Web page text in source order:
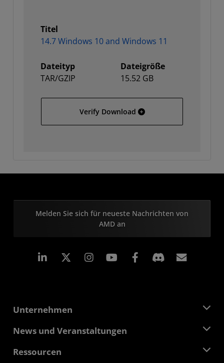
Titel
14.7 Windows 10 and Windows 11
Dateityp
TAR/GZIP
Dateigröße
15.52 GB
Verify Download 14.7 Windows 10 and
Melden Sie sich für neueste Nachrichten von
AMD an
LinkedIn Instagram Facebook
Unternehmen
Über AMD
Verantwortung
News und Veranstaltungen
Pressebereich
Ressourcen